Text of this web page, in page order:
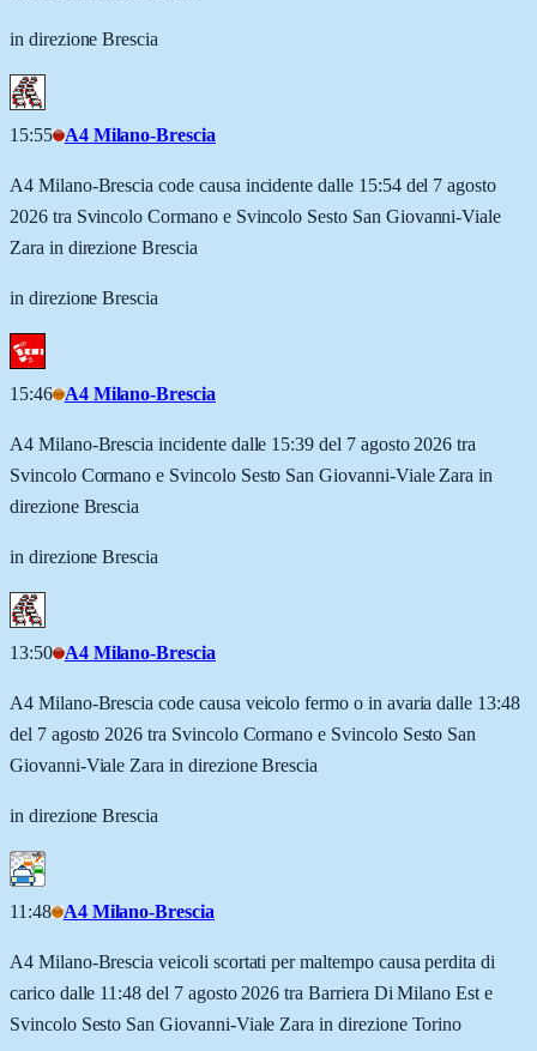
in direzione Brescia
15:55 A4 Milano-Brescia
A4 Milano-Brescia code causa incidente dalle 15:54 del 7 agosto
2026 tra Svincolo Cormano e Svincolo Sesto San Giovanni-Viale
Zara in direzione Brescia
in direzione Brescia
15:46 A4 Milano-Brescia
A4 Milano-Brescia incidente dalle 15:39 del 7 agosto 2026 tra
Svincolo Cormano e Svincolo Sesto San Giovanni-Viale Zara in
direzione Brescia
in direzione Brescia
13:50 A4 Milano-Brescia
A4 Milano-Brescia code causa veicolo fermo o in avaria dalle 13:48
del 7 agosto 2026 tra Svincolo Cormano e Svincolo Sesto San
Giovanni-Viale Zara in direzione Brescia
in direzione Brescia
11:48 A4 Milano-Brescia
A4 Milano-Brescia veicoli scortati per maltempo causa perdita di
carico dalle 11:48 del 7 agosto 2026 tra Barriera Di Milano Est e
Svincolo Sesto San Giovanni-Viale Zara in direzione Torino